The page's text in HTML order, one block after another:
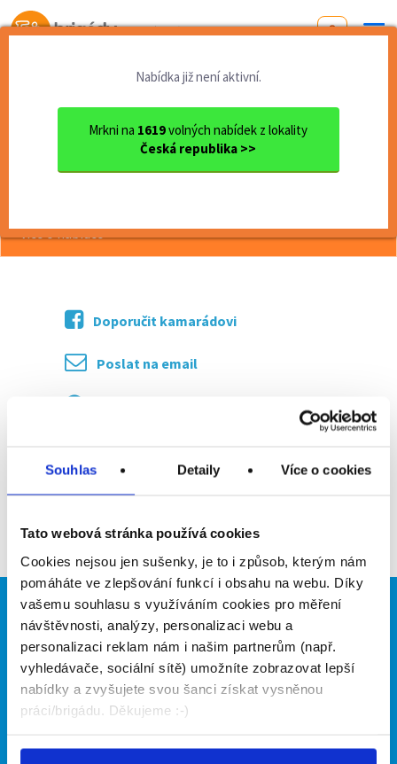
Souhlas Detaily Více o cookies
Tato webová stránka používá cookies
Cookies nejsou jen sušenky, je to i způsob, kterým nám
pomáháte ve zlepšování funkcí i obsahu na webu. Díky
vašemu souhlasu s využíváním cookies pro měření
návštěvnosti, analýzy, personalizaci webu a
personalizaci reklam nám i našim partnerům (např.
vyhledávače, sociální sítě) umožníte zobrazovat lepší
nabídky a zvyšujete svou šanci získat vysněnou
práci/brigádu. Děkujeme :-)
Od první brigády
Nabídka již není aktivní.
Mrkni na 1619volných nabídek z lokality
Česká republika >>
Pardubický kraj
okres Chrudim
Chrudim
ROZNOS LETÁKŮ
ROZNOS LETÁKŮ
více o nabídce >>
Doporučit kamarádovi
Poslat na email
Brigádníci
Články
Hledané brigády
Firmy
Vložit inzerát
Ceník
Propagace
O portálu Naše další projekty